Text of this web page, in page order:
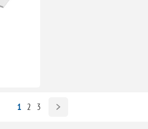
1 2 3